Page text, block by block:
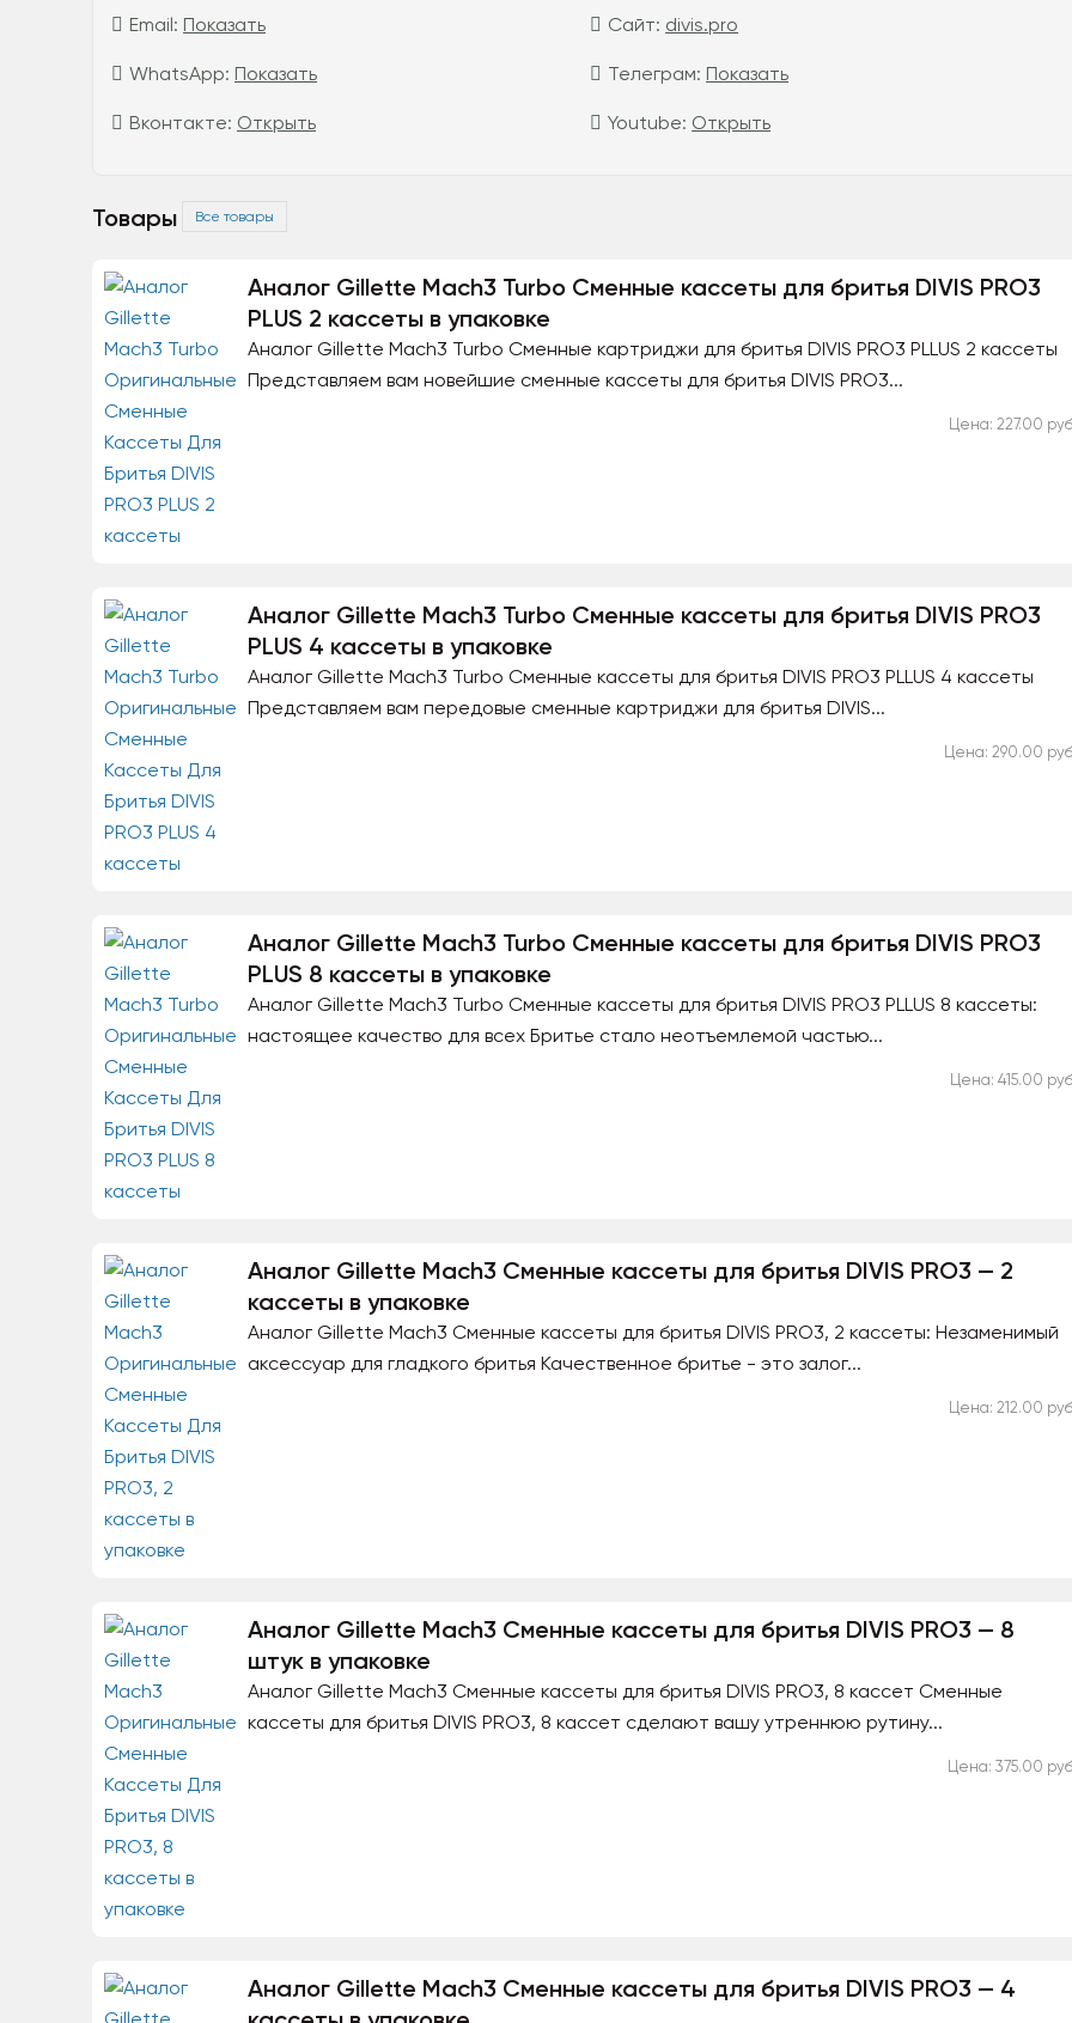
Email: Показать Сайт: divis.pro
WhatsApp: Показать Телеграм: Показать
Вконтакте: Открыть Youtube: Открыть
Товары Все товары
Аналог Gillette Mach3 Turbo Сменные кассеты для бритья DIVIS PRO3
PLUS 2 кассеты в упаковке
Аналог Gillette Mach3 Turbo Сменные картриджи для бритья DIVIS PRO3 PLLUS 2 кассеты
Представляем вам новейшие сменные кассеты для бритья DIVIS PRO3...
Цена: 227.00
Аналог Gillette Mach3 Turbo Сменные кассеты для бритья DIVIS PRO3
PLUS 4 кассеты в упаковке
Аналог Gillette Mach3 Turbo Сменные кассеты для бритья DIVIS PRO3 PLLUS 4 кассеты
Представляем вам передовые сменные картриджи для бритья DIVIS...
Цена: 290.00
Аналог Gillette Mach3 Turbo Сменные кассеты для бритья DIVIS PRO3
PLUS 8 кассеты в упаковке
Аналог Gillette Mach3 Turbo Сменные кассеты для бритья DIVIS PRO3 PLLUS 8 кассеты:
настоящее качество для всех Бритье стало неотъемлемой частью...
Цена: 415.00
Аналог Gillette Mach3 Сменные кассеты для бритья DIVIS PRO3 — 2
кассеты в упаковке
Аналог Gillette Mach3 Сменные кассеты для бритья DIVIS PRO3, 2 кассеты: Незаменимый
аксессуар для гладкого бритья Качественное бритье - это залог...
Цена: 212.00
Аналог Gillette Mach3 Сменные кассеты для бритья DIVIS PRO3 — 8
штук в упаковке
Аналог Gillette Mach3 Сменные кассеты для бритья DIVIS PRO3, 8 кассет Сменные
кассеты для бритья DIVIS PRO3, 8 кассет сделают вашу утреннюю рутину...
Цена: 375.00
Аналог Gillette Mach3 Сменные кассеты для бритья DIVIS PRO3 — 4